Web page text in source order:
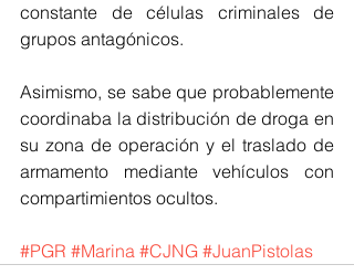
constante de células criminales de
grupos antagónicos.
Asimismo, se sabe que probablemente
coordinaba la distribución de droga en
su zona de operación y el traslado de
armamento mediante vehículos con
compartimientos ocultos.
#PGR #Marina #CJNG #JuanPistolas